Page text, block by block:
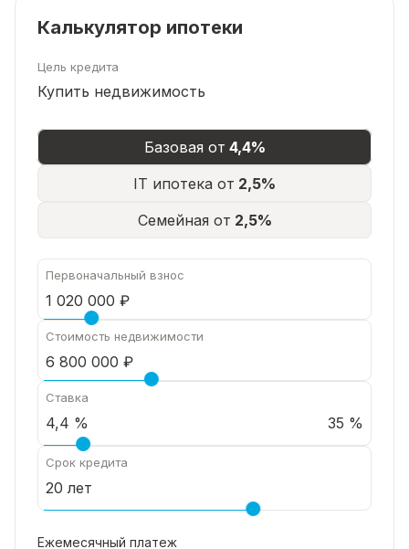
Калькулятор ипотеки
Цель кредита
Купить недвижимость
Базовая от 4,4%
IT ипотека от 2,5%
Семейная от 2,5%
Первоначальный взнос
Стоимость недвижимости
Ставка
35 %
Срок кредита
Ежемесячный платеж